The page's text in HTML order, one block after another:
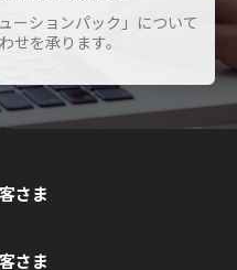
ーションパック」について
せを承ります。
さま
さま